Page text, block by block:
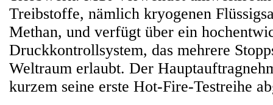
Treibstoffe, nämlich kryogenen
Methan, und verfügt über ein
Druckkontrollsystem, das mehrere
Weltraum erlaubt. Der
kurzem seine erste Hot-Fire-Testreihe